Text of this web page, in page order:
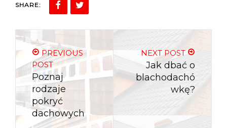
SHARE:
PREVIOUS
POST
Poznaj
rodzaje
pokryć
dachowych
NEXT POST
Jak dbać o
blachodachó
wkę?